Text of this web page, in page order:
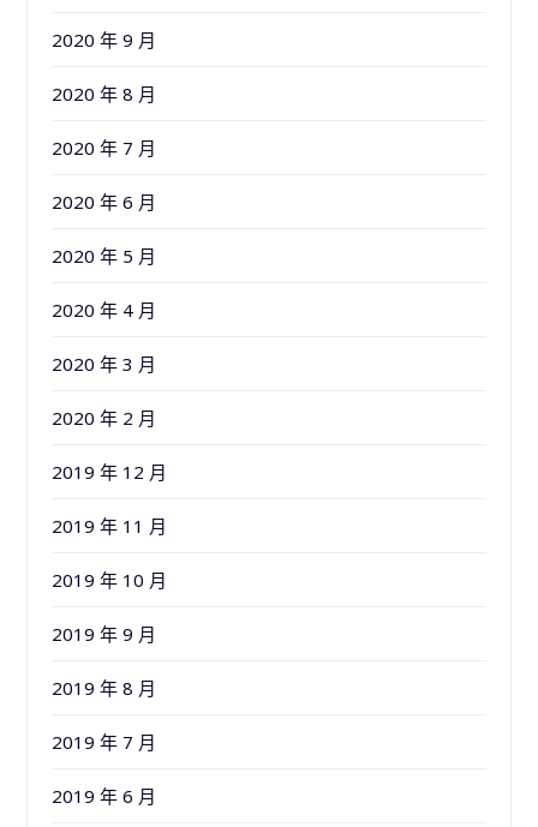
2020 年 9 月
2020 年 8 月
2020 年 7 月
2020 年 6 月
2020 年 5 月
2020 年 4 月
2020 年 3 月
2020 年 2 月
2019 年 12 月
2019 年 11 月
2019 年 10 月
2019 年 9 月
2019 年 8 月
2019 年 7 月
2019 年 6 月